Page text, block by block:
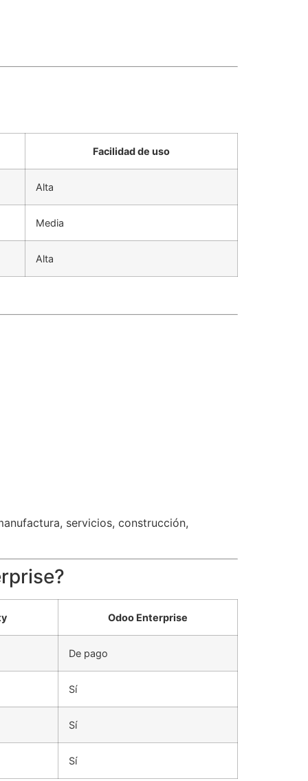
Facilidad de uso
Alta
Media
Alta
servicios, construcción,
Odoo Enterprise
De pago
Sí
Sí
Sí